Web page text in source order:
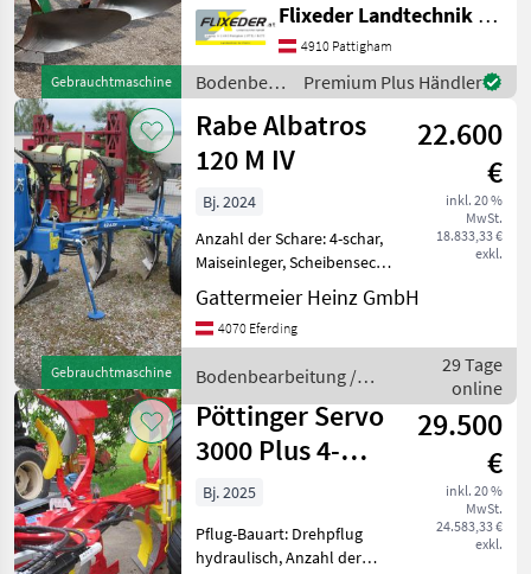
Gebrauchtmaschine
Maiseinleger, Scheibensech,
Stützrad # gebrauchter
Regent Saturn 350CX mit
Körperform W5 (ble
Flixeder Landtechnik GmbH
4910 Pattigham
Bodenbearbeitung
/ Regent
Premium Plus Händler
Gebrauchtmaschine
Rabe Albatros
120 M IV
22.600
€
inkl. 20 %
MwSt.
18.833,33 €
exkl.
Bj. 2024
Anzahl der Schare: 4-schar,
Maiseinleger, Scheibensech,
Streifenkörper, Stützrad,
Vorschäler - Rabe
Anbaudrehpflug 120, 4
Drehwerk, doppelt wirk
Gattermeier Heinz GmbH
4070 Eferding
Bodenbearbeitung /
Rabe
29 Tage
online
Pöttinger Servo
3000 Plus 4-
scharig
29.500
€
inkl. 20 %
MwSt.
24.583,33 €
exkl.
Bj. 2025
Pflug-Bauart: Drehpflug
hydraulisch, Anzahl der